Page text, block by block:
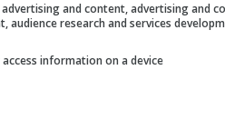
advertising and content, advertising and
audience research and services
information on a device